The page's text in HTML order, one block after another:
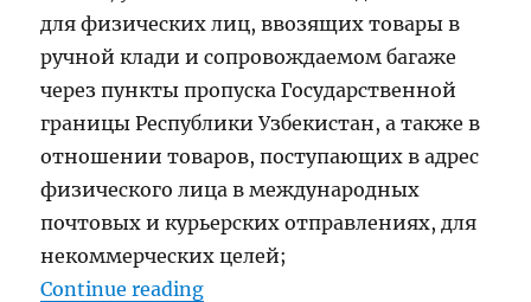
для физических лиц, ввозящих товары в
ручной клади и сопровождаемом багаже
через пункты пропуска Государственной
границы Республики Узбекистан, а также в
отношении товаров, поступающих в адрес
физического лица в международных
почтовых и курьерских отправлениях, для
некоммерческих целей;
Continue reading“Постановление Президента